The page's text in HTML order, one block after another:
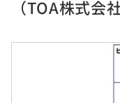
（TOA株式会